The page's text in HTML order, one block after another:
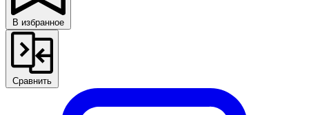
В избранное
Сравнить